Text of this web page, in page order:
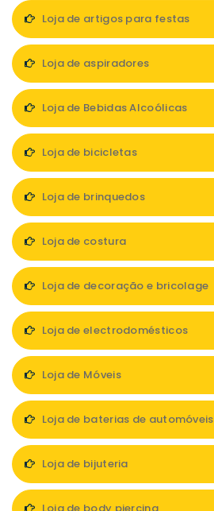
Loja de artigos para festas
Loja de aspiradores
Loja de Bebidas Alcoólicas
Loja de bicicletas
Loja de brinquedos
Loja de costura
Loja de decoração e bricolage
Loja de electrodomésticos
Loja de Móveis
Loja de baterias de automóveis
Loja de bijuteria